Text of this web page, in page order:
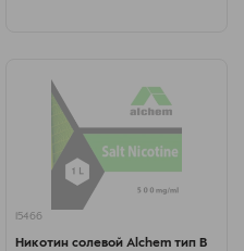
15466
Никотин солевой Alchem тип B